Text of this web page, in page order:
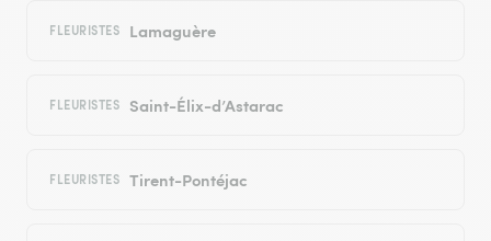
FLEURISTES Lamaguère
FLEURISTES Saint-Élix-d’Astarac
FLEURISTES Tirent-Pontéjac